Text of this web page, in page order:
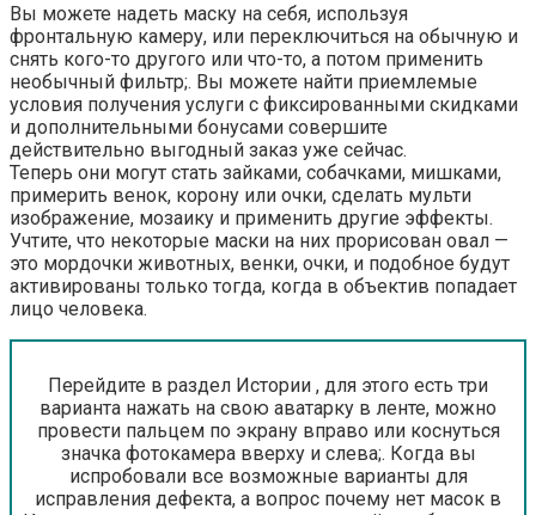
Вы можете надеть маску на себя, используя
фронтальную камеру, или переключиться на обычную и
снять кого-то другого или что-то, а потом применить
необычный фильтр;. Вы можете найти приемлемые
условия получения услуги с фиксированными скидками
и дополнительными бонусами совершите
действительно выгодный заказ уже сейчас.
Теперь они могут стать зайками, собачками, мишками,
примерить венок, корону или очки, сделать мульти
изображение, мозаику и применить другие эффекты.
Учтите, что некоторые маски на них прорисован овал —
это мордочки животных, венки, очки, и подобное будут
активированы только тогда, когда в объектив попадает
лицо человека.
Перейдите в раздел Истории , для этого есть три
варианта нажать на свою аватарку в ленте, можно
провести пальцем по экрану вправо или коснуться
значка фотокамера вверху и слева;. Когда вы
испробовали все возможные варианты для
исправления дефекта, а вопрос почему нет масок в